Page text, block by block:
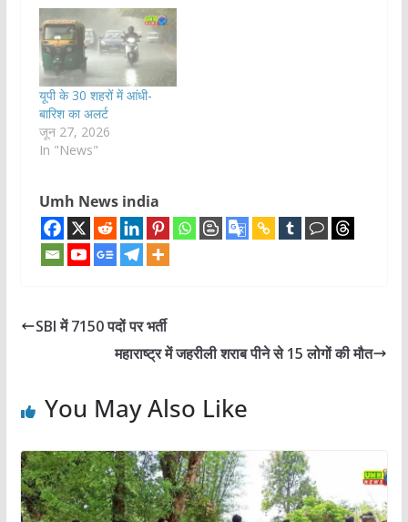
यूपी के 30 शहरों में आंधी-
बारिश का अलर्ट
जून 27, 2026
In "News"
Umh News india
SBI में 7150 पदों पर भर्ती
महाराष्‍ट्र में जहरीली शराब पीने से 15 लोगों की मौत
You May Also Like